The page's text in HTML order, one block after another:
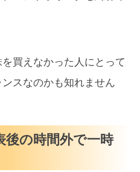
買えなかった人にとって
スなのかも知れません
後の時間外で一時